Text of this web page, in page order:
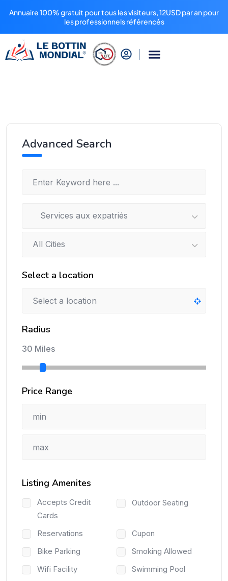
Annuaire 100% gratuit pour tous les visiteurs, 12USD par an pour
les professionnels référencés
Advanced Search
Services aux expatriés
All Cities
Select a location
Radius
30 Miles
Price Range
Listing Amenites
Accepts Credit
Cards
Outdoor Seating
Reservations
Cupon
Bike Parking
Smoking Allowed
Wifi Facility
Swimming Pool